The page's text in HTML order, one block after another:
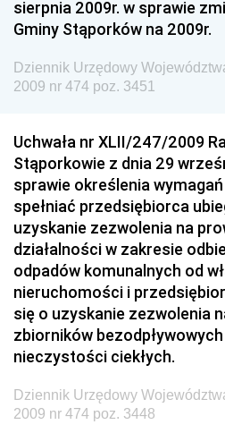
Dziennik Urzędowy Ministra
Żeglugi Śródlądowej
Dziennik Urzędowy Ministra
Dziennik Urzędowy Ministra
Dziennik Urzędowy Ministra
Dziennik Urzędowy
Dziennik Urzędowy Prezesa
Kolejowego
Dziennik Urzędowy Ministra
Technologii
Dziennik Urzędowy Ministra
Dziennik Urzędowy
Państwowych
Dziennik Urzędowy Ministra
Rozwoju
sierpnia 2009r. w sprawie
Gminy Stąporków na 2009r.
Dziennik Urzędowy
2009 nr 474 poz. 3451
Uchwała nr XLII/247/2009
Stąporkowie z dnia 29
sprawie określenia
spełniać przedsiębiorca
uzyskanie zezwolenia na
działalności w zakresie
odpadów komunalnych od
nieruchomości i
się o uzyskanie zezwolenia
zbiorników
nieczystości ciekłych.
Dziennik Urzędowy
2009 nr 474 poz. 3448